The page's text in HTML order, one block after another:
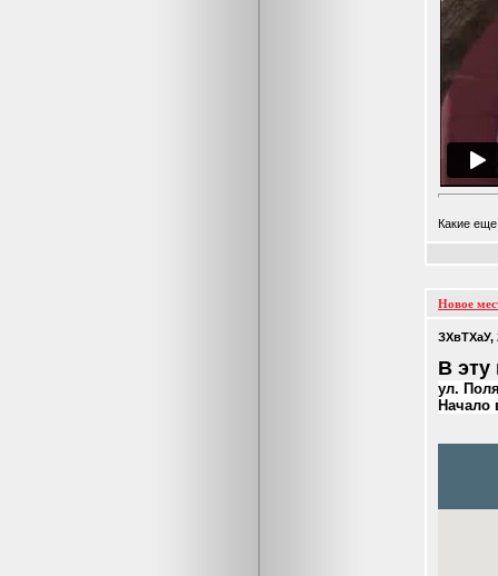
Какие
Новое
ЗХвТХаУ,
В эту
ул.
Начало